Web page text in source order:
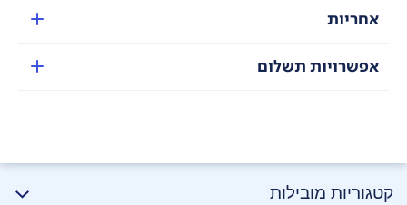
אחריות
אפשרויות תשלום
קטגוריות מובילות